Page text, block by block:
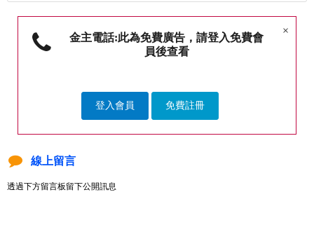
×
金主電話:此為免費廣告，請登入免費會
員後查看
登入會員 免費註冊
線上留言
透過下方留言板留下公開訊息